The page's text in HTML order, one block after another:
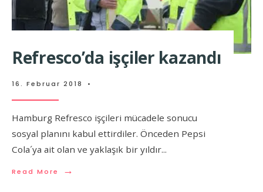
Refresco’da işçiler kazandı
16. Februar 2018 •
Hamburg Refresco işçileri mücadele sonucu
sosyal planını kabul ettirdiler. Önceden Pepsi
Cola´ya ait olan ve yaklaşık bir yıldır...
Read More →